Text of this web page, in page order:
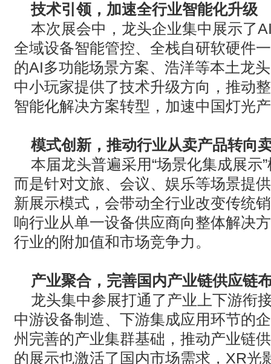
技术引领，加速全行业智能化升级
本次展会中，龙头企业集中展示了
全域设备智能管控、全栈自研软硬件
的AI多功能场景方案、浩洋等本土龙
中小玩家提供了技术升级方向，推动
智能化解决方案转型，加速中国灯光
模式创新，推动行业从卖产品转向
本届龙头普遍采用“场景化集成展示
而是针对文旅、会议、娱乐等场景提
新展示模式，会带动全行业改变传统
响行业从单一设备供应商向整体解决
行业的附加值和市场竞争力。
产业聚合，完善国内产业链供应链
龙头集中参展打通了产业上下游衔
中游设备制造、下游集成应用环节的
州完善的产业集群基础，推动产业链
的展示也激活了国内市场需求， XR光